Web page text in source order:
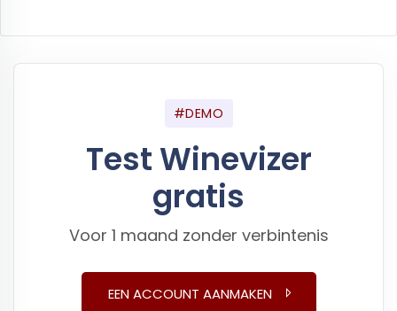
#DEMO
Test Winevizer
gratis
Voor 1 maand zonder verbintenis
EEN ACCOUNT AANMAKEN